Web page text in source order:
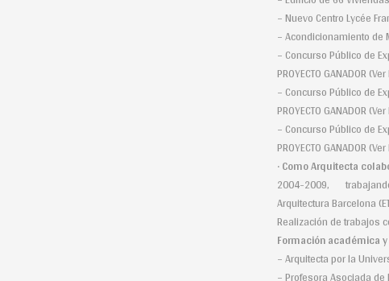
– Nuevo Centro Lycée
– Acondicionamiento de
– Concurso Público de
PROYECTO GANADOR
– Concurso Público de
PROYECTO GANADOR
– Concurso Público de
PROYECTO GANADOR
· Como
2004-2009, trabajando
Arquitectura Barcelona
Realización de trabajos
Formación académica
– Arquitecta por la
– Profesora Asociada de